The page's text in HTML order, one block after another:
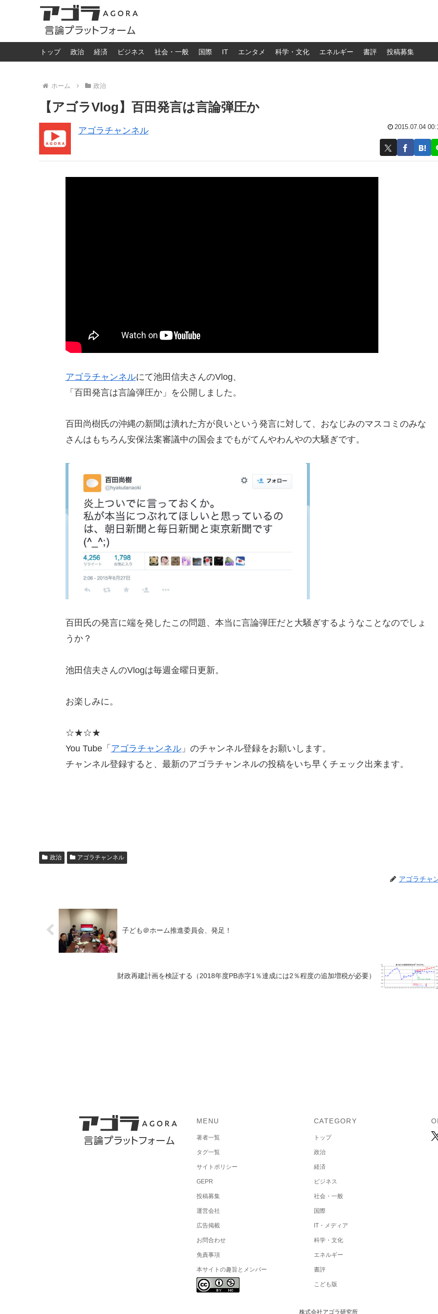
トップ 政治 経済 ビジネス 社会・一般 国際 IT エンタメ 科学・文化 エネルギー 書評 投稿募集
ホーム 政治
【アゴラVlog】百田発言は言論弾圧か
アゴラチャンネル 2015.07.04
アゴラチャンネルにて池田信夫さんのVlog、
「百田発言は言論弾圧か」を公開しました。
百田尚樹氏の沖縄の新聞は潰れた方が良いという発言に対して、おなじみのマスコミのみな
さんはもちろん安保法案審議中の国会までもがてんやわんやの大騒ぎです。
百田氏の発言に端を発したこの問題、本当に言論弾圧だと大騒ぎするようなことなのでしょ
うか？
池田信夫さんのVlogは毎週金曜日更新。
お楽しみに。
☆★☆★
You Tube「 アゴラチャンネル」のチャンネル登録をお願いします。
チャンネル登録すると、最新のアゴラチャンネルの投稿をいち早くチェック出来ます。
政治 アゴラチャンネル
アゴラチャ
子ども＠ホーム推進委員会、発足！
財政再建計画を検証する（2018年度PB赤字1％達成には2％程度の追加増税が必要）
MENU
著者一覧
タグ一覧
サイトポリシー
GEPR
投稿募集
運営会社
広告掲載
お問合わせ
免責事項
本サイトの趣旨とメンバー
CATEGORY
トップ
政治
経済
ビジネス
社会・一般
国際
IT・メディア
科学・文化
エネルギー
書評
こども版
株式会社アゴラ研究所